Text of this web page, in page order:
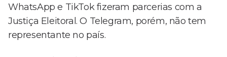
WhatsApp e TikTok fizeram parcerias com a
Justiça Eleitoral. O Telegram, porém, não tem
representante no país.